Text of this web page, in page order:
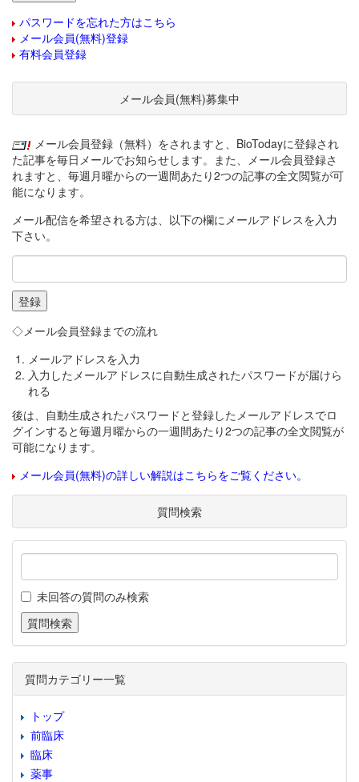
パスワードを忘れた方はこちら
メール会員(無料)登録
有料会員登録
メール会員(無料)募集中
メール会員登録（無料）をされますと、BioTodayに登録され
た記事を毎日メールでお知らせします。また、メール会員登録さ
れますと、毎週月曜からの一週間あたり2つの記事の全文閲覧が可
能になります。
メール配信を希望される方は、以下の欄にメールアドレスを入力
下さい。
◇メール会員登録までの流れ
メールアドレスを入力
入力したメールアドレスに自動生成されたパスワードが届けら
れる
後は、自動生成されたパスワードと登録したメールアドレスでロ
グインすると毎週月曜からの一週間あたり2つの記事の全文閲覧が
可能になります。
メール会員(無料)の詳しい解説はこちらをご覧ください。
質問検索
未回答の質問のみ検索
質問カテゴリー一覧
トップ
前臨床
臨床
薬事